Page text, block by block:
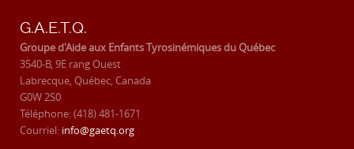
G.A.E.T.Q.
Groupe d'Aide aux Enfants Tyrosinémiques du Québec
3540-B, 9E rang Ouest
Labrecque, Québec, Canada
G0W 2S0
Téléphone: (418) 481-1671
Courriel: info@gaetq.org